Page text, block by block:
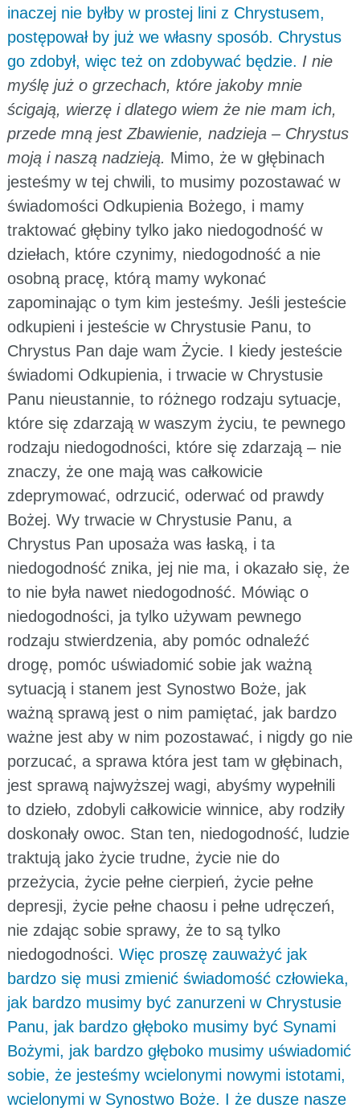
inaczej nie byłby w prostej lini z Chrystusem,
postępował by już we własny sposób. Chrystus
go zdobył, więc też on zdobywać będzie. I nie
myślę już o grzechach, które jakoby mnie
ścigają, wierzę i dlatego wiem że nie mam ich,
przede mną jest Zbawienie, nadzieja – Chrystus
moją i naszą nadzieją. Mimo, że w głębinach
jesteśmy w tej chwili, to musimy pozostawać w
świadomości Odkupienia Bożego, i mamy
traktować głębiny tylko jako niedogodność w
dziełach, które czynimy, niedogodność a nie
osobną pracę, którą mamy wykonać
zapominając o tym kim jesteśmy. Jeśli jesteście
odkupieni i jesteście w Chrystusie Panu, to
Chrystus Pan daje wam Życie. I kiedy jesteście
świadomi Odkupienia, i trwacie w Chrystusie
Panu nieustannie, to różnego rodzaju sytuacje,
które się zdarzają w waszym życiu, te pewnego
rodzaju niedogodności, które się zdarzają – nie
znaczy, że one mają was całkowicie
zdeprymować, odrzucić, oderwać od prawdy
Bożej. Wy trwacie w Chrystusie Panu, a
Chrystus Pan uposaża was łaską, i ta
niedogodność znika, jej nie ma, i okazało się, że
to nie była nawet niedogodność. Mówiąc o
niedogodności, ja tylko używam pewnego
rodzaju stwierdzenia, aby pomóc odnaleźć
drogę, pomóc uświadomić sobie jak ważną
sytuacją i stanem jest Synostwo Boże, jak
ważną sprawą jest o nim pamiętać, jak bardzo
ważne jest aby w nim pozostawać, i nigdy go nie
porzucać, a sprawa która jest tam w głębinach,
jest sprawą najwyższej wagi, abyśmy wypełnili
to dzieło, zdobyli całkowicie winnice, aby rodziły
doskonały owoc. Stan ten, niedogodność, ludzie
traktują jako życie trudne, życie nie do
przeżycia, życie pełne cierpień, życie pełne
depresji, życie pełne chaosu i pełne udręczeń,
nie zdając sobie sprawy, że to są tylko
niedogodności. Więc proszę zauważyć jak
bardzo się musi zmienić świadomość człowieka,
jak bardzo musimy być zanurzeni w Chrystusie
Panu, jak bardzo głęboko musimy być Synami
Bożymi, jak bardzo głęboko musimy uświadomić
sobie, że jesteśmy wcielonymi nowymi istotami,
wcielonymi w Synostwo Boże. I że dusze nasze